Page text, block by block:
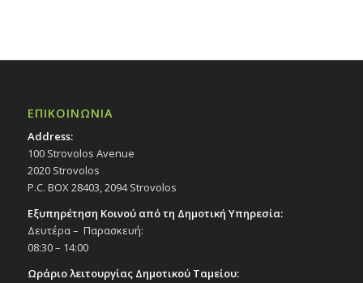
ΕΠΙΚΟΙΝΩΝΙΑ
Address:
100 Strovolos Avenue
2020 Strovolos
P.C. BOX 28403, 2094 Strovolos
Εξυπηρέτηση Κοινού από τη Δημοτική Υπηρεσία:
Δευτέρα – Παρασκευή:
08:30 – 14:00
Ωράριο λειτουργίας Δημοτικού Ταμείου: